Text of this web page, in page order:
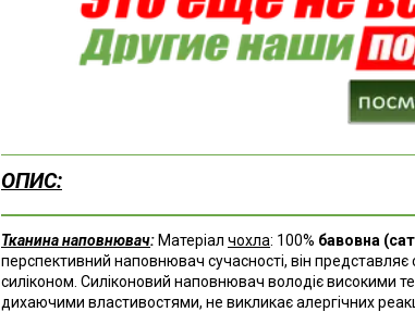
ОПИС:
Тканина наповнювач: Матеріал чохла: 100% бавовна
перспективний наповнювач сучасності, він
силіконом. Силіконовий наповнювач володіє високими
дихаючими властивостями, не викликає алергічних